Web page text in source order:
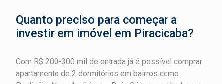
Quanto preciso para começar a
investir em imóvel em Piracicaba?
Com R$ 200-300 mil de entrada já é possível comprar
apartamento de 2 dormitórios em bairros como